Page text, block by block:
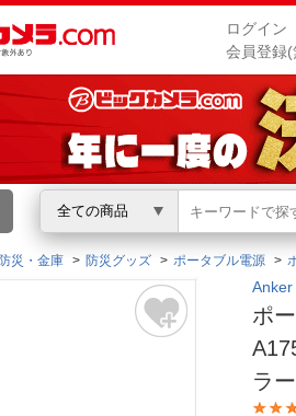
ログイン
会員登録(
全ての商品
にちは
ログイン
災・金庫 防災グッズ ポータブル電源
ポ
ラ